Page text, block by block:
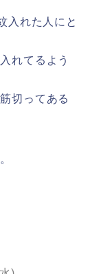
入れた人にと
れてるよう
切ってある